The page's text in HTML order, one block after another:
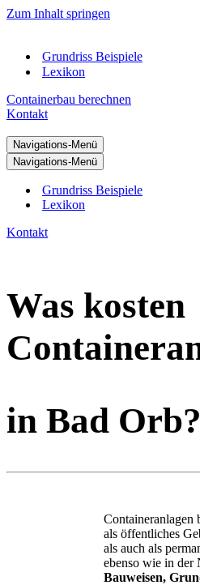
Zum Inhalt springen
Grundriss Beispiele
Lexikon
Containerbau berechnen
Kontakt
Navigations-Menü
Navigations-Menü
Grundriss Beispiele
Lexikon
Kontakt
Was kosten
in Bad Orb?
Containeranlagen
als öffentliches
als auch als
ebenso wie in der
Bauweisen,